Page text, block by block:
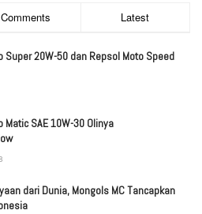
Comments Latest
Super 20W-50 dan Repsol Moto Speed
Matic SAE 10W-30 Olinya
dari Dunia, Mongols MC Tancapkan